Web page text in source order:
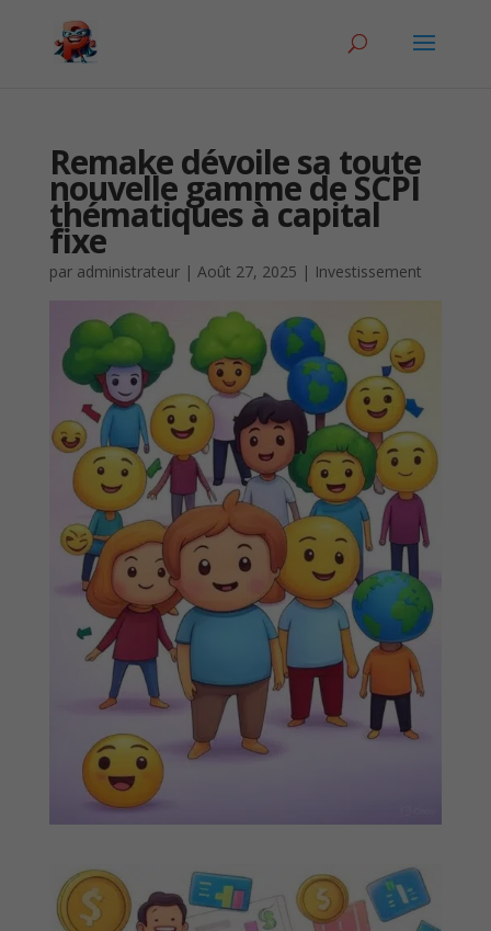
Remake dévoile sa toute
nouvelle gamme de SCPI
thématiques à capital
fixe
par administrateur| Août 27, 2025 | Investissement